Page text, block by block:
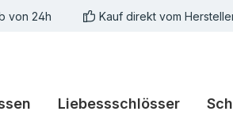
von 24h Kauf direkt vom
Liebessschlösser